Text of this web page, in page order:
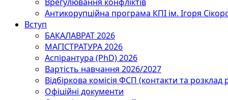
Антикорупційна програма КПІ ім. Ігоря
Вступ
БАКАЛАВРАТ 2026
МАГІСТРАТУРА 2026
Аспірантура (PhD) 2026
Вартість навчання 2026/2027
Відбіркова комісія ФСП (контакти та розклад
Офіційні документи